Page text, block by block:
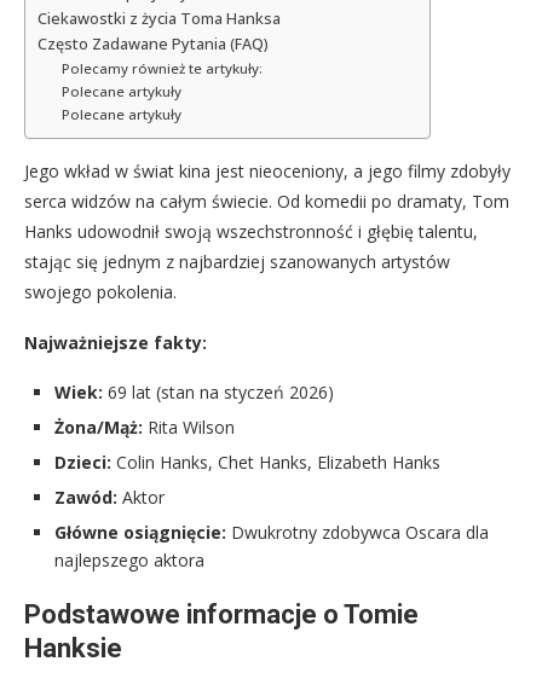
Ciekawostki z życia Toma Hanksa
Często Zadawane Pytania (FAQ)
Polecamy również te artykuły:
Polecane artykuły
Polecane artykuły
Jego wkład w świat kina jest nieoceniony, a jego filmy zdobyły
serca widzów na całym świecie. Od komedii po dramaty, Tom
Hanks udowodnił swoją wszechstronność i głębię talentu,
stając się jednym z najbardziej szanowanych artystów
swojego pokolenia.
Najważniejsze fakty:
Wiek: 69 lat (stan na styczeń 2026)
Żona/Mąż: Rita Wilson
Dzieci: Colin Hanks, Chet Hanks, Elizabeth Hanks
Zawód: Aktor
Główne osiągnięcie: Dwukrotny zdobywca Oscara dla
najlepszego aktora
Podstawowe informacje o Tomie
Hanksie